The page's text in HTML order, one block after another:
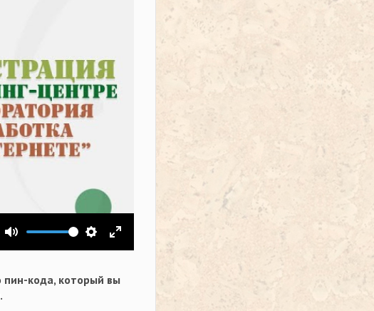
Выключить звукНастройки
На весь экран
пин-кода, который вы